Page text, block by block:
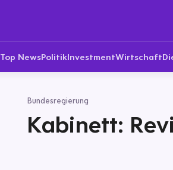
Top NewsPolitikInvestmentWirtschaft
Bundesregierung
Kabinett: